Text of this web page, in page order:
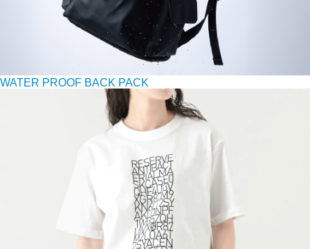
WATER PROOF BACK PACK